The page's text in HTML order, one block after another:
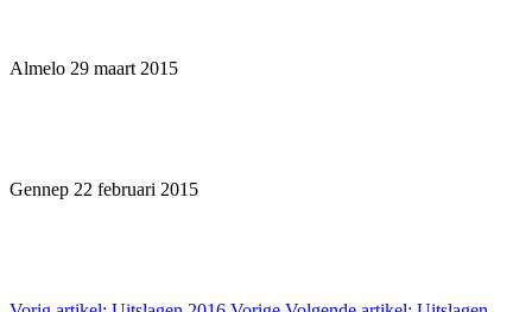
Almelo 29 maart 2015
Gennep 22 februari 2015